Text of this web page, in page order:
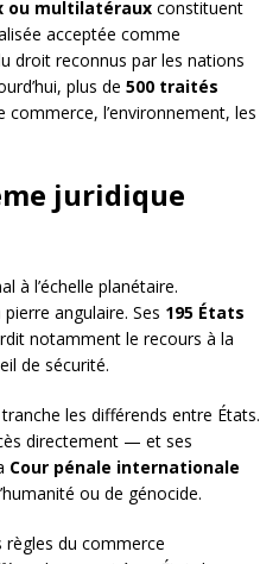
ou multilatéraux constituent
acceptée comme
droit reconnus par les nations
plus de 500 traités
l’environnement, les
juridique
à l’échelle planétaire.
angulaire. Ses 195 États
notamment le recours à la
de sécurité.
les différends entre États.
directement — et ses
Cour pénale internationale
ou de génocide.
règles du commerce